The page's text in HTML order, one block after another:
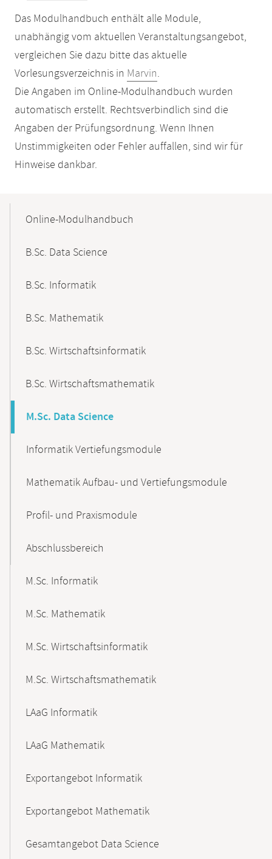
Das Modulhandbuch enthält alle Module,
unabhängig vom aktuellen Veranstaltungsangebot,
vergleichen Sie dazu bitte das aktuelle
Vorlesungsverzeichnis in Marvin.
Die Angaben im Online-Modulhandbuch wurden
automatisch erstellt. Rechtsverbindlich sind die
Angaben der Prüfungsordnung. Wenn Ihnen
Unstimmigkeiten oder Fehler auffallen, sind wir für
Hinweise dankbar.
NavigationOnline-Modulhandbuch
B.Sc. Data Science
B.Sc. Informatik
B.Sc. Mathematik
B.Sc. Wirtschaftsinformatik
B.Sc. Wirtschaftsmathematik
M.Sc. Data Science
Informatik Vertiefungsmodule
Mathematik Aufbau- und Vertiefungsmodule
Profil- und Praxismodule
Abschlussbereich
M.Sc. Informatik
M.Sc. Mathematik
M.Sc. Wirtschaftsinformatik
M.Sc. Wirtschaftsmathematik
LAaG Informatik
LAaG Mathematik
Exportangebot Informatik
Exportangebot Mathematik
Gesamtangebot Data Science